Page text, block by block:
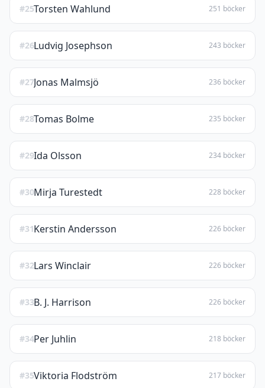
#25Torsten Wahlund 251 böcker
#26Ludvig Josephson 243 böcker
#27Jonas Malmsjö 236 böcker
#28Tomas Bolme 235 böcker
#29Ida Olsson 234 böcker
#30Mirja Turestedt 228 böcker
#31Kerstin Andersson 226 böcker
#32Lars Winclair 226 böcker
#33B. J. Harrison 226 böcker
#34Per Juhlin 218 böcker
#35Viktoria Flodström 217 böcker